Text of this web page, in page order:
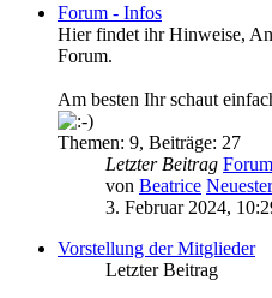
Forum - Infos
Hier findet ihr Hinweise,
Forum.
Am besten Ihr schaut
Themen: 9, Beiträge: 27
Letzter Beitrag
von Beatrice
3. Februar 2024,
Vorstellung der Mitglieder
Letzter Beitrag